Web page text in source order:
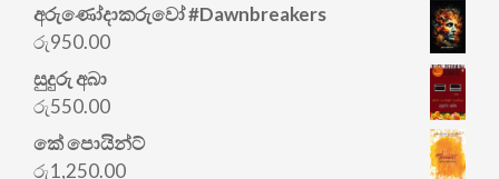
අරු‍ණෝදාකරුවෝ #Dawnbreakers
රු950.00
සුදුරු අබා
රු550.00
කේ පොයින්ට්
රු1,250.00